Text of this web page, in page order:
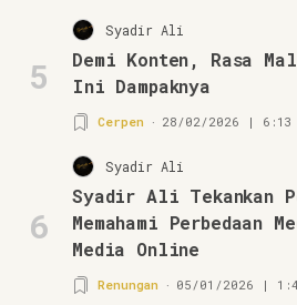
5
Syadir Ali
Demi Konten, Rasa
Ini Dampaknya
Cerpen 28/02/2026 | 6:13
6
Syadir Ali
Syadir Ali Tekankan
Memahami Perbedaan
Media Online
Renungan 05/01/2026 |